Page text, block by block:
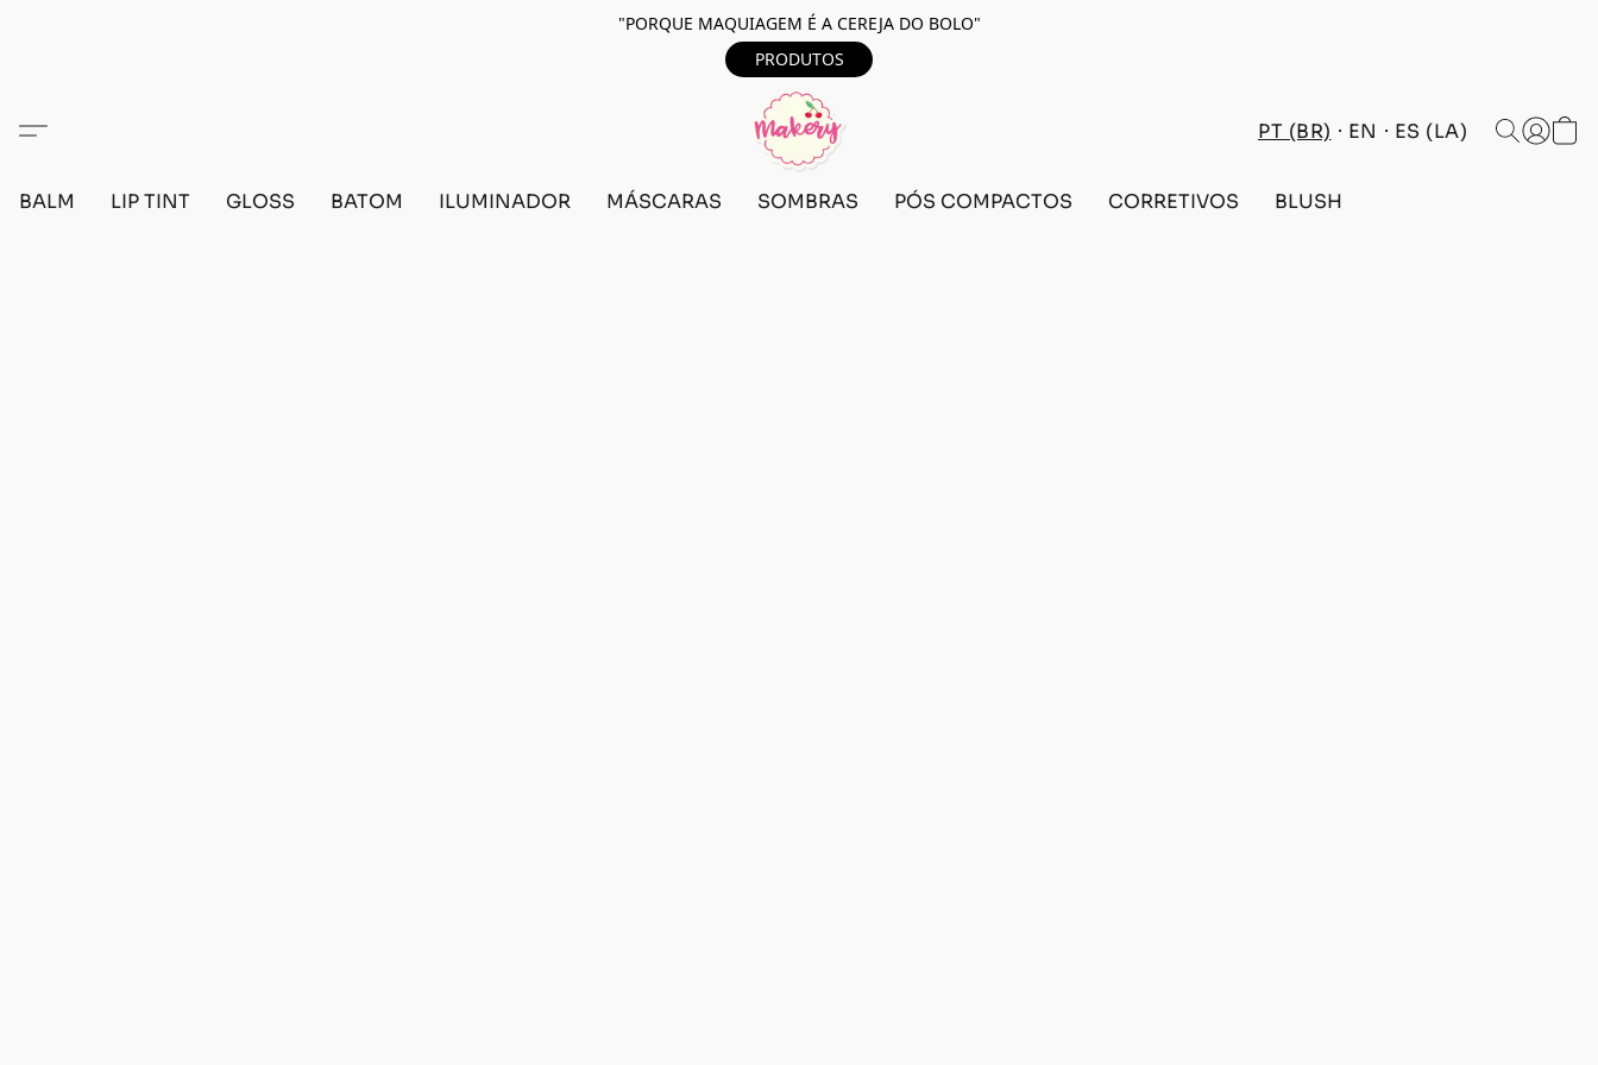
"PORQUE MAQUIAGEM É A CEREJA DO BOLO"
PRODUTOS
PT (BR) EN ES (LA)
BALM LIP TINT GLOSS BATOM ILUMINADOR MÁSCARAS SOMBRAS PÓS COMPACTOS CORRETIVOS BLUSH